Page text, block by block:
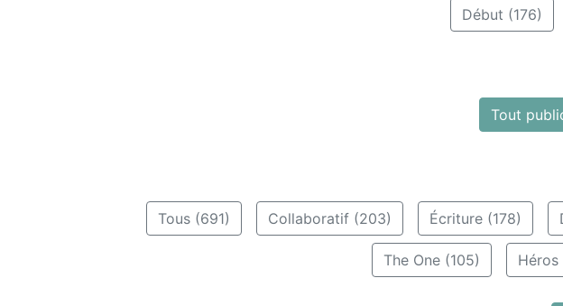
Début (176)
Tout
Tous (691) Collaboratif (203) Écriture (178)
The One (105) Héros